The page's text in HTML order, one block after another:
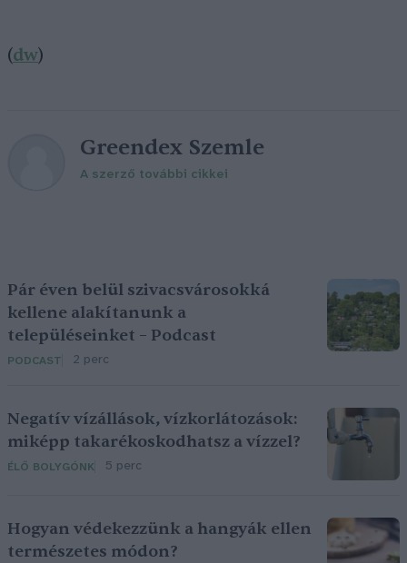
(dw)
Greendex Szemle
A szerző további cikkei
Pár éven belül szivacsvárosokká
kellene alakítanunk a
településeinket – Podcast
PODCAST 2 perc
Negatív vízállások, vízkorlátozások:
miképp takarékoskodhatsz a vízzel?
ÉLŐ BOLYGÓNK 5 perc
Hogyan védekezzünk a hangyák ellen
természetes módon?